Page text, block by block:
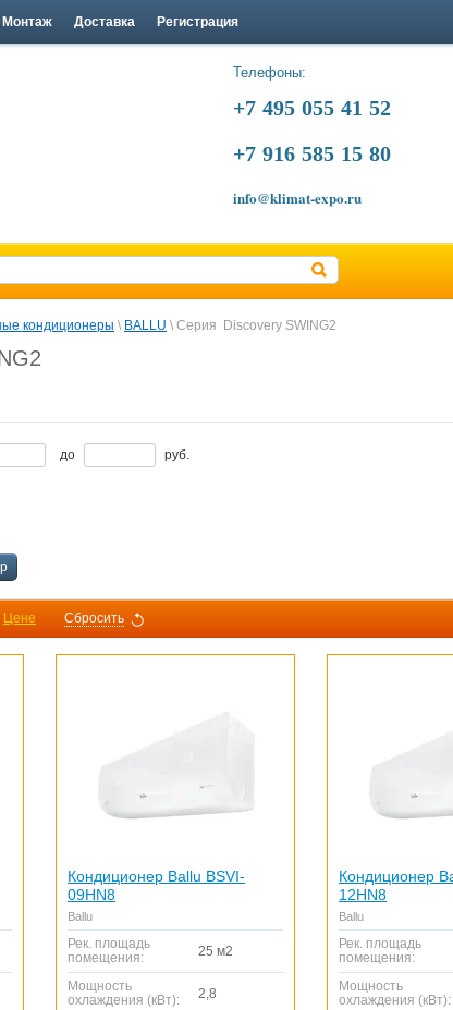
Монтаж Доставка Регистрация
Телефоны:
+7 495 055 41 52
+7 916 585 15 80
info@klimat-expo.ru
кондиционеры \ BALLU \ Серия  Discovery SWING2
до руб.
Цене Сбросить
Кондиционер Ballu BSVI-
09HN8
Ballu
Рек. площадь
помещения:
25 м2
Мощность
охлаждения (кВт):
2,8
Кондиционер
12HN8
Ballu
Рек. площадь
помещения:
Мощность
охлаждения (кВт):